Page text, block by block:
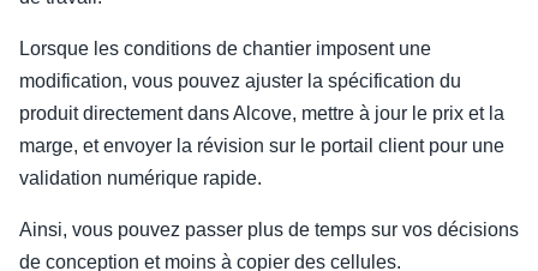
Lorsque les conditions de chantier imposent une
modification, vous pouvez ajuster la spécification du
produit directement dans Alcove, mettre à jour le prix et la
marge, et envoyer la révision sur le portail client pour une
validation numérique rapide.
Ainsi, vous pouvez passer plus de temps sur vos décisions
de conception et moins à copier des cellules.